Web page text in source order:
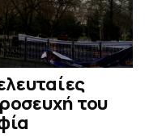
του